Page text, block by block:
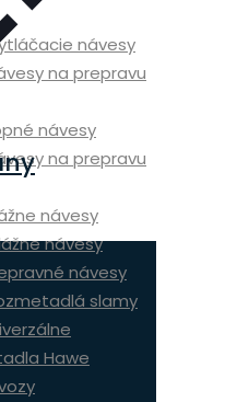
návesy
na prepravu
návesy
na prepravu
návesy
návesy
návesy
slamy
Hawe